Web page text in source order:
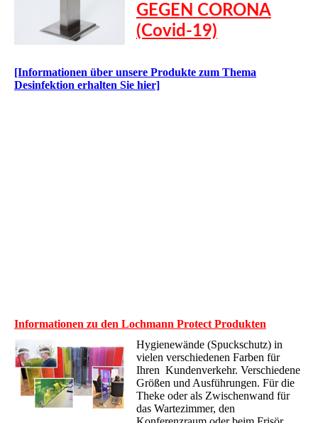
GEGEN CORONA
(Covid-19)
[Informationen über unsere Produkte zum Thema
Desinfektion erhalten Sie hier]
Informationen zu den Lochmann Protect Produkten
Hygienewände (Spuckschutz) in
vielen verschiedenen Farben für
Ihren Kundenverkehr. Verschiedene
Größen und Ausführungen. Für die
Theke oder als Zwischenwand für
das Wartezimmer, den